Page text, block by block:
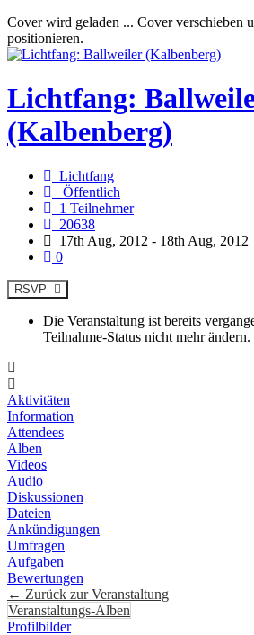
Cover wird geladen ... Cover verschieben
positionieren.
Lichtfang:
(Kalbenberg)
Lichtfang
Öffentlich
1 Teilnehmer
20638
17th Aug, 2012 - 18th Aug, 2012
0
RSVP
Die Veranstaltung ist bereits
Teilnahme-Status nicht mehr ändern.
Aktivitäten
Information
Attendees
Alben
Videos
Audio
Diskussionen
Dateien
Ankündigungen
Umfragen
Aufgaben
Bewertungen
← Zurück zur Veranstaltung
Veranstaltungs-Alben
Profilbilder